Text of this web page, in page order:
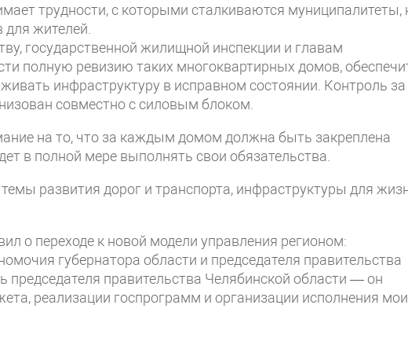
трудности, с которыми сталкиваются муниципалитеты,
жителей.
государственной жилищной инспекции и главам
полную ревизию таких многоквартирных домов,
инфраструктуру в исправном состоянии. Контроль за
совместно с силовым блоком.
на то, что за каждым домом должна быть закреплена
в полной мере выполнять свои обязательства.
развития дорог и транспорта, инфраструктуры для
о переходе к новой модели управления регионом:
губернатора области и председателя правительства
председателя правительства Челябинской области — он
реализации госпрограмм и организации исполнения